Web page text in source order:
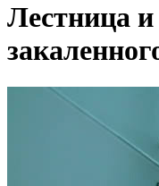
Лестница